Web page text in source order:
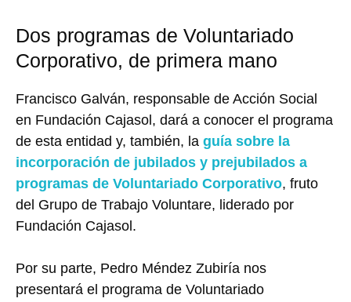
Dos programas de Voluntariado
Corporativo, de primera mano
Francisco Galván, responsable de Acción Social
en Fundación Cajasol, dará a conocer el programa
de esta entidad y, también, la guía sobre la
incorporación de jubilados y prejubilados a
programas de Voluntariado Corporativo, fruto
del Grupo de Trabajo Voluntare, liderado por
Fundación Cajasol.
Por su parte, Pedro Méndez Zubiría nos
presentará el programa de Voluntariado